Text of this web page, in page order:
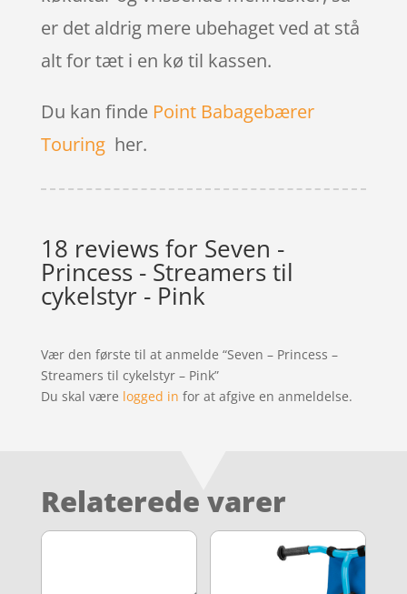
er det aldrig mere ubehaget ved at stå
alt for tæt i en kø til kassen.
Du kan finde Point Babagebærer
Touringher.
18 reviews for Seven -
Princess - Streamers til
cykelstyr - Pink
Vær den første til at anmelde “Seven – Princess –
Streamers til cykelstyr – Pink”
Du skal være logged in for at afgive en anmeldelse.
Relaterede varer